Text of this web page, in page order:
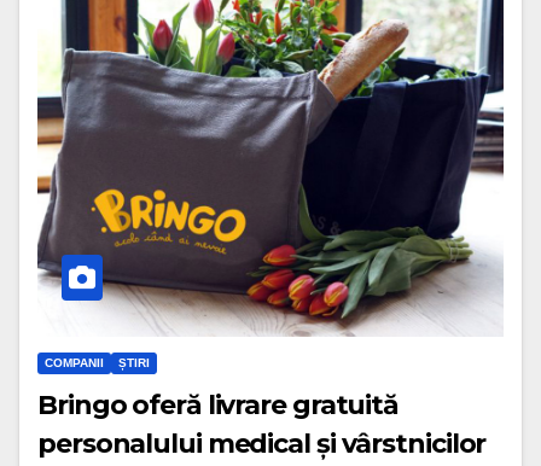
COMPANII ȘTIRI
Bringo oferă livrare gratuită
personalului medical și vârstnicilor